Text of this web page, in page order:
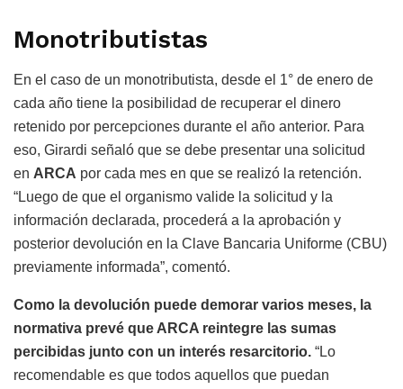
Monotributistas
En el caso de un monotributista, desde el 1° de enero de
cada año tiene la posibilidad de recuperar el dinero
retenido por percepciones durante el año anterior. Para
eso, Girardi señaló que se debe presentar una solicitud
en ARCA por cada mes en que se realizó la retención.
“Luego de que el organismo valide la solicitud y la
información declarada, procederá a la aprobación y
posterior devolución en la Clave Bancaria Uniforme (CBU)
previamente informada”, comentó.
Como la devolución puede demorar varios meses, la
normativa prevé que ARCA reintegre las sumas
percibidas junto con un interés resarcitorio. “Lo
recomendable es que todos aquellos que puedan